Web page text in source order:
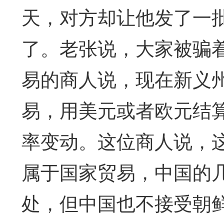
天，对方却让他发了一
了。老张说，大家被骗
易的商人说，现在新义
易，用美元或者欧元结
率变动。这位商人说，
属于国家贸易，中国的
处，但中国也不接受朝